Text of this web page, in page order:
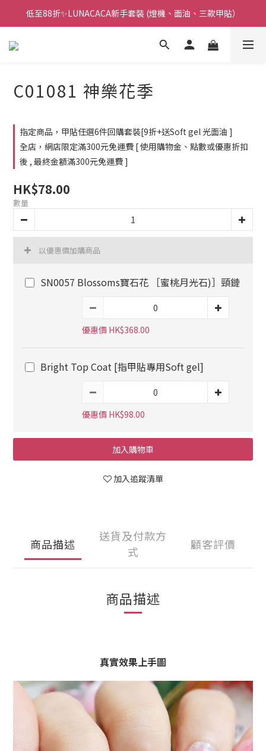
🌟指甲油新手入門優惠🌟低至85折
低至88折✨LUNACACA新手套裝 (燈機、面油、三款甲貼）
🌟指甲油新手入門優惠🌟低至85折
C01081 神樂花季
指定商品，甲貼任選6件回購套裝[9折+送Soft gel 光面油 ]
全店，網店限定滿300元免運費 [ 使用購物金、點數或優惠折扣
後 , 最終金額滿300元免運費 ]
HK$78.00
數量
以優惠價加購商品
SN0057 Blossoms寶石花 ［蜜桃月光石)］頸鏈
優惠價 HK$368.00
Bright Top Coat [指甲貼專用Soft gel]
優惠價 HK$98.00
加入購物車
加入追蹤清單
商品描述
送貨及付款方
式
顧客評價
商品描述
真實效果上手圖